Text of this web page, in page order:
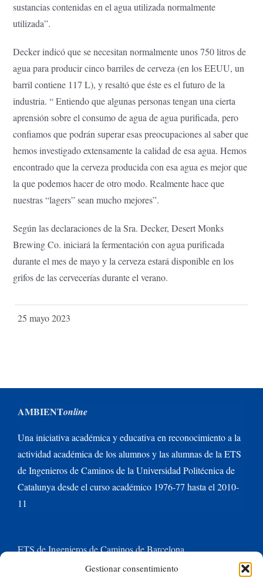
Gestionar consentimiento
sustancias contenidas en el agua utilizada normalmente
utilizada”.
Decker indicó que se necesitan normalmente unos 750 litros de
agua para producir cinco barriles de cerveza (en los EEUU, un
barril contiene 117 L), y resaltó que éste es el futuro de la
industria. “ Entiendo que algunas personas tengan una cierta
aprensión sobre el consumo de agua de agua purificada, pero
confiamos que podrán superar esas preocupaciones al saber que
hemos investigado extensamente la calidad de esa agua. Hemos
encontrado que la cerveza producida con esa agua es mejor que
la que podemos hacer de otro modo. Realmente hace que
nuestras “lagers” sean mucho mejores”.
Según las declaraciones de la Sra. Decker, Desert Monks
Brewing Co. iniciará la fermentación con agua purificada
durante el mes de mayo y la cerveza estará disponible en los
grifos de las cervecerías durante el verano.
25 mayo 2023
AMBIENTonline
Una iniciativa académica y educativa en reconocimiento a la
actividad académica de los alumnos y las alumnas de la ETS
de Ingenieros de Caminos de la Universidad Politécnica de
Catalunya desde el curso académico 1976-77 hasta el 2010-
11
ETS de Ingenieros de Caminos de Barcelona
Universitat Politècnica de Catalunya BarcelonaTech